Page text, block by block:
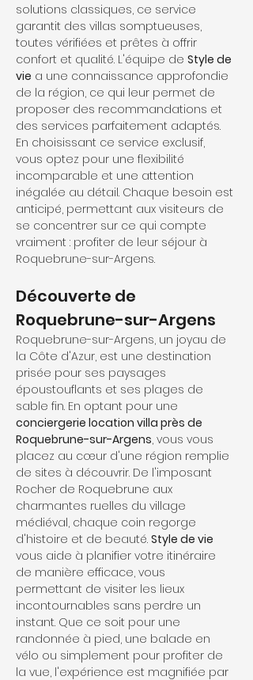
solutions classiques, ce service
garantit des villas somptueuses,
toutes vérifiées et prêtes à offrir
confort et qualité. L'équipe de Style de
vie a une connaissance approfondie
de la région, ce qui leur permet de
proposer des recommandations et
des services parfaitement adaptés.
En choisissant ce service exclusif,
vous optez pour une flexibilité
incomparable et une attention
inégalée au détail. Chaque besoin est
anticipé, permettant aux visiteurs de
se concentrer sur ce qui compte
vraiment : profiter de leur séjour à
Roquebrune-sur-Argens.
Découverte de
Roquebrune-sur-Argens
Roquebrune-sur-Argens, un joyau de
la Côte d'Azur, est une destination
prisée pour ses paysages
époustouflants et ses plages de
sable fin. En optant pour une
conciergerie location villa près de
Roquebrune-sur-Argens, vous vous
placez au cœur d'une région remplie
de sites à découvrir. De l'imposant
Rocher de Roquebrune aux
charmantes ruelles du village
médiéval, chaque coin regorge
d'histoire et de beauté. Style de vie
vous aide à planifier votre itinéraire
de manière efficace, vous
permettant de visiter les lieux
incontournables sans perdre un
instant. Que ce soit pour une
randonnée à pied, une balade en
vélo ou simplement pour profiter de
la vue, l'expérience est magnifiée par